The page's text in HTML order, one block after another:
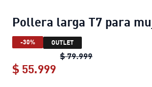
Pollera larga T7 para
-30% OUTLET
$ 79.999Pollera larga
$ 55.999